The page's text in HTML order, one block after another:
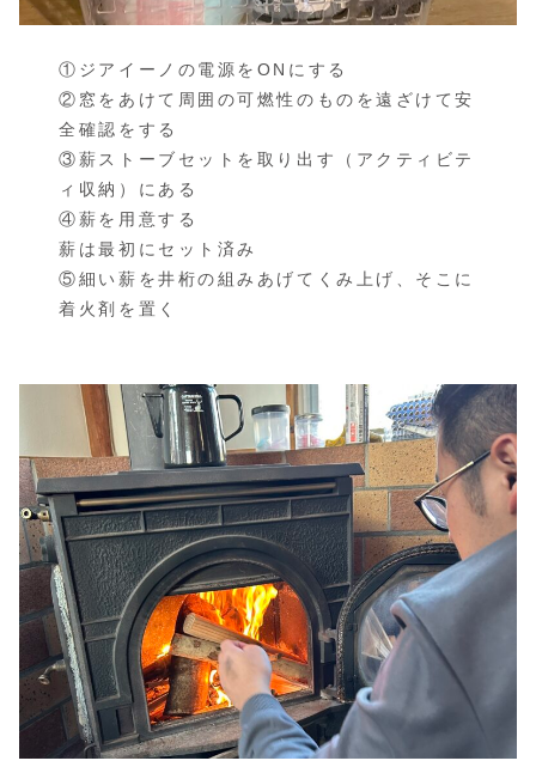
①ジアイーノの電源をONにする
②窓をあけて周囲の可燃性のものを遠ざけて安
全確認をする
③薪ストーブセットを取り出す（アクティビテ
ィ収納）にある
④薪を用意する
薪は最初にセット済み
⑤細い薪を井桁の組みあげてくみ上げ、そこに
着火剤を置く